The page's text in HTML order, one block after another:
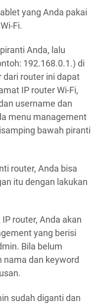
yang Anda pakai
Fi.
Anda, lalu
192.168.0.1.) di
dari router ini dapat
IP router Wi-Fi,
username dan
menu management
bawah piranti
router, Anda bisa
itu dengan lakukan
router, Anda akan
yang berisi
Bila belum
nama dan keyword
sudah diganti dan